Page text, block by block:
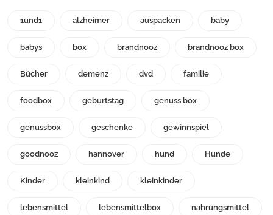
1und1 alzheimer auspacken baby
babys box brandnooz brandnooz box
Bücher demenz dvd familie
foodbox geburtstag genuss box
genussbox geschenke gewinnspiel
goodnooz hannover hund Hunde
Kinder kleinkind kleinkinder
lebensmittel lebensmittelbox nahrungsmittel